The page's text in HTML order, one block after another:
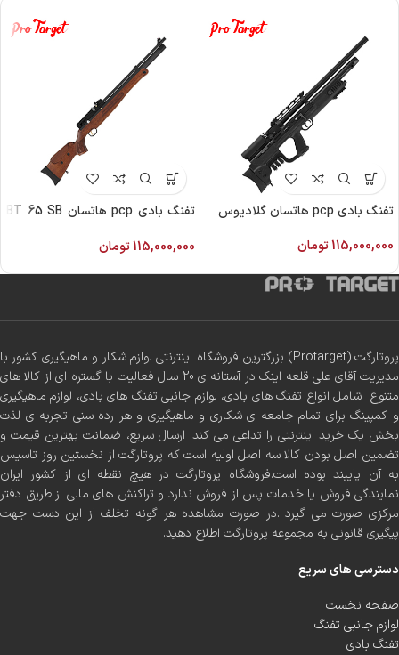
تفنگ بادی pcp هاتسان گلادیوس
115,000,000تومان
تفنگ بادی pcp هاتسان BT 65 SB
115,000,000تومان
پروتارگت (Protarget) بزرگترین فروشگاه اینترنتی لوازم شکار و ماهیگیری کشور با
مدیریت آقای علی قلعه اینک در آستانه ی 20 سال فعالیت با گستره ای از کالا های
متنوع شامل انواع تفنگ های بادی، لوازم جانبی تفنگ های بادی، لوازم ماهیگیری
و کمپینگ برای تمام جامعه ی شکاری و ماهیگیری و هر رده سنی تجربه ی لذت
بخش یک خرید اینترنتی را تداعی می کند. ارسال سریع، ضمانت بهترین قیمت و
تضمین اصل بودن کالا سه اصل اولیه است که پروتارگت از نخستین روز تاسیس
به آن پایبند بوده است.فروشگاه پروتارگت در هیچ نقطه ای از کشور ایران
نمایندگی فروش یا خدمات پس از فروش ندارد و تراکنش های مالی از طریق دفتر
مرکزی صورت می گیرد .در صورت مشاهده هر گونه تخلف از این دست جهت
پیگیری قانونی به مجموعه پروتارگت اطلاع دهید.
دسترسی های سریع
صفحه نخست
لوازم جانبی تفنگ
تفنگ بادی